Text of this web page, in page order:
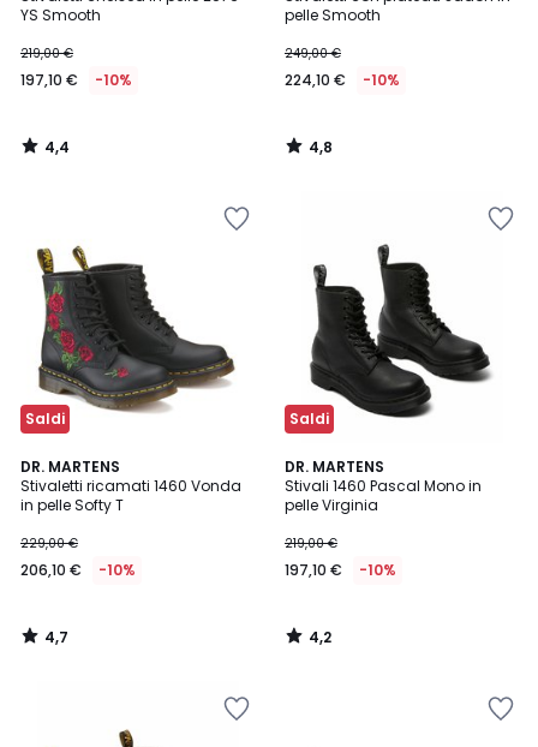
YS Smooth
219,00 €
197,10 € -10%
4,4
/
pelle Smooth
249,00 €
224,10 € -10%
4,8
/
Saldi
DR. MARTENS
Stivaletti ricamati 1460 Vonda
in pelle Softy T
229,00 €
206,10 € -10%
4,7
/ 5
4,7
/
Saldi
DR. MARTENS
Stivali 1460 Pascal Mono in
pelle Virginia
219,00 €
197,10 € -10%
4,2
/ 5
4,2
/